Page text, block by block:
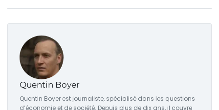
Quentin Boyer
Quentin Boyer est journaliste, spécialisé dans les questions
d’économie et de société. Depuis plus de dix ans, il couvre